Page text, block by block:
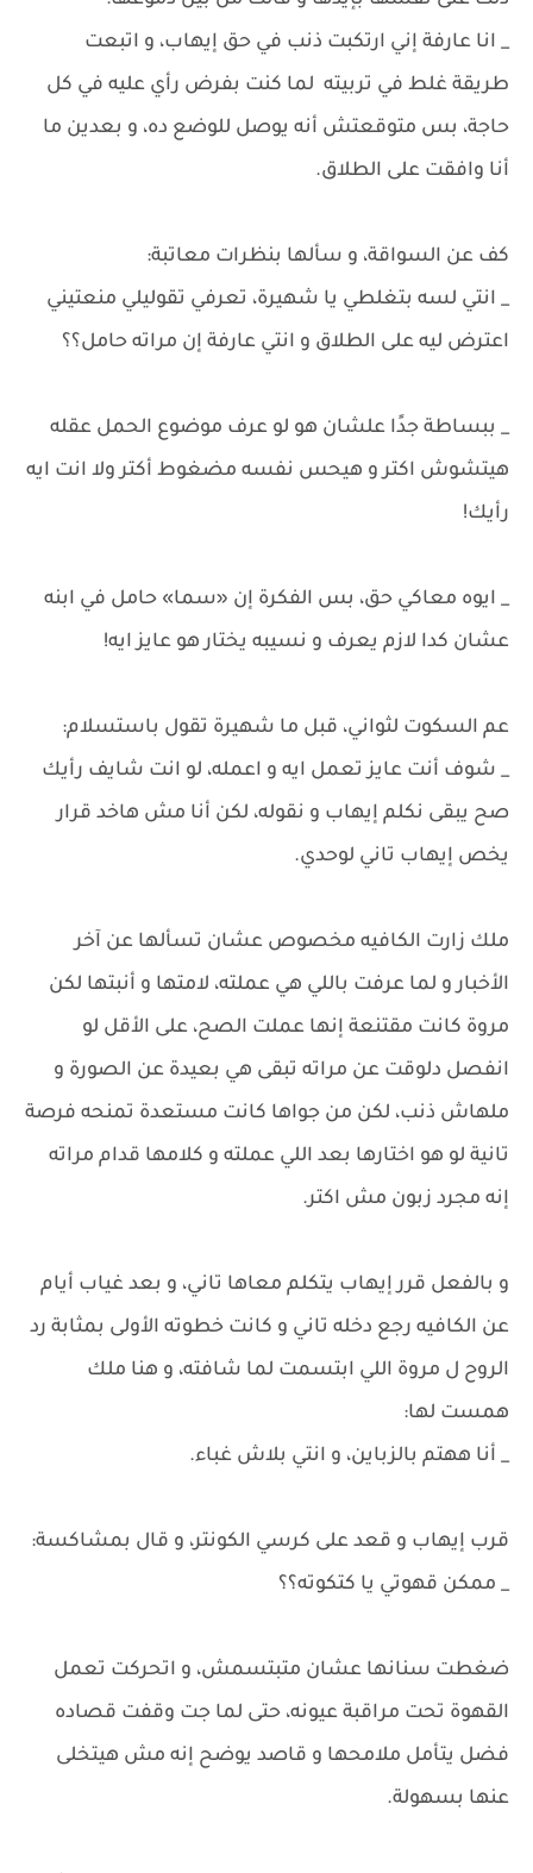
_ انا عارفة إني ارتكبت ذنب في حق إيهاب، و اتبعت
طريقة غلط في تربيته لما كنت بفرض رأي عليه في كل
حاجة، بس متوقعتش أنه يوصل للوضع ده، و بعدين ما
أنا وافقت على الطلاق.
كف عن السواقة، و سألها بنظرات معاتبة:
_ انتي لسه بتغلطي يا شهيرة، تعرفي تقوليلي منعتيني
اعترض ليه على الطلاق و انتي عارفة إن مراته حامل؟؟
_ ببساطة جدًا علشان هو لو عرف موضوع الحمل عقله
هيتشوش اكتر و هيحس نفسه مضغوط أكتر ولا انت ايه
رأيك!
_ ايوه معاكي حق، بس الفكرة إن «سما» حامل في ابنه
عشان كدا لازم يعرف و نسيبه يختار هو عايز ايه!
عم السكوت لثواني، قبل ما شهيرة تقول باستسلام:
_ شوف أنت عايز تعمل ايه و اعمله، لو انت شايف رأيك
صح يبقى نكلم إيهاب و نقوله، لكن أنا مش هاخد قرار
يخص إيهاب تاني لوحدي.
ملك زارت الكافيه مخصوص عشان تسألها عن آخر
الأخبار و لما عرفت باللي هي عملته، لامتها و أنبتها لكن
مروة كانت مقتنعة إنها عملت الصح، على الأقل لو
انفصل دلوقت عن مراته تبقى هي بعيدة عن الصورة و
ملهاش ذنب، لكن من جواها كانت مستعدة تمنحه فرصة
تانية لو هو اختارها بعد اللي عملته و كلامها قدام مراته
إنه مجرد زبون مش اكتر.
و بالفعل قرر إيهاب يتكلم معاها تاني، و بعد غياب أيام
عن الكافيه رجع دخله تاني و كانت خطوته الأولى بمثابة رد
الروح ل مروة اللي ابتسمت لما شافته، و هنا ملك
همست لها:
_ أنا ههتم بالزباين، و انتي بلاش غباء.
قرب إيهاب و قعد على كرسي الكونتر، و قال بمشاكسة:
_ ممكن قهوتي يا كتكوته؟؟
ضغطت سنانها عشان متبتسمش، و اتحركت تعمل
القهوة تحت مراقبة عيونه، حتى لما جت وقفت قصاده
فضل يتأمل ملامحها و قاصد يوضح إنه مش هيتخلى
عنها بسهولة.